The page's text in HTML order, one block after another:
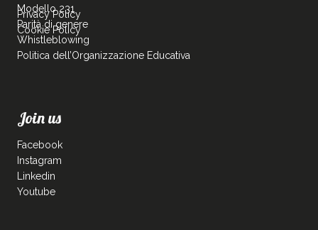
Modello 231
Parità di genere
Whistleblowing
Politica dell’Organizzazione Educativa
Privacy Policy
Cookie Policy
Join us
Facebook
Instagram
Linkedin
Youtube